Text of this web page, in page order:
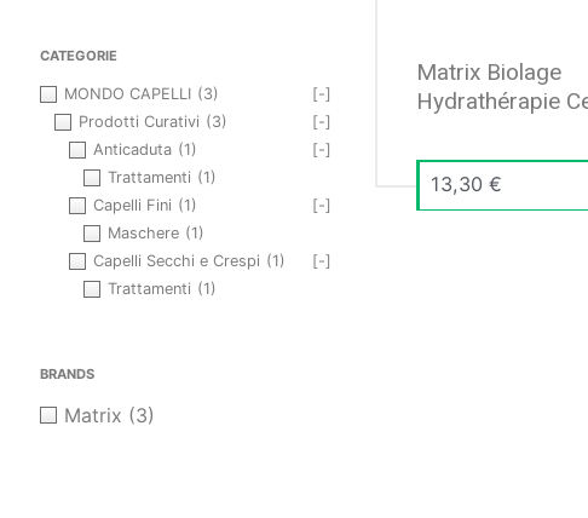
CATEGORIE
MONDO CAPELLI (3)
[-]
Prodotti Curativi (3)
[-]
Anticaduta (1)
[-]
Trattamenti (1)
Capelli Fini (1)
[-]
Maschere (1)
Capelli Secchi e Crespi (1)
[-]
Trattamenti (1)
BRANDS
Matrix (3)
Matrix Biolage
Hydrathérapie
13,30 €